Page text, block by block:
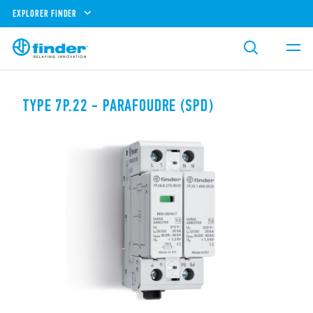
EXPLORER FINDER
TYPE 7P.22 - PARAFOUDRE (SPD)